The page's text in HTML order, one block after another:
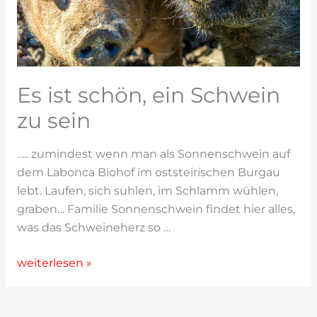
Es ist schön, ein Schwein
zu sein
….. zumindest wenn man als Sonnenschwein auf
dem Labonca Biohof im oststeirischen Burgau
lebt. Laufen, sich suhlen, im Schlamm wühlen,
graben… Familie Sonnenschwein findet hier alles,
was das Schweineherz so …
Es
weiterlesen »